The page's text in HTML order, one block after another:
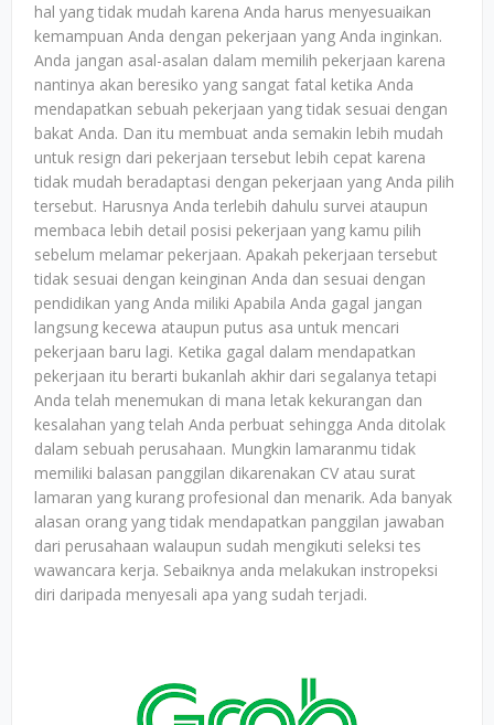
hal yang tidak mudah karena Anda harus menyesuaikan
kemampuan Anda dengan pekerjaan yang Anda inginkan.
Anda jangan asal-asalan dalam memilih pekerjaan karena
nantinya akan beresiko yang sangat fatal ketika Anda
mendapatkan sebuah pekerjaan yang tidak sesuai dengan
bakat Anda. Dan itu membuat anda semakin lebih mudah
untuk resign dari pekerjaan tersebut lebih cepat karena
tidak mudah beradaptasi dengan pekerjaan yang Anda pilih
tersebut. Harusnya Anda terlebih dahulu survei ataupun
membaca lebih detail posisi pekerjaan yang kamu pilih
sebelum melamar pekerjaan. Apakah pekerjaan tersebut
tidak sesuai dengan keinginan Anda dan sesuai dengan
pendidikan yang Anda miliki Apabila Anda gagal jangan
langsung kecewa ataupun putus asa untuk mencari
pekerjaan baru lagi. Ketika gagal dalam mendapatkan
pekerjaan itu berarti bukanlah akhir dari segalanya tetapi
Anda telah menemukan di mana letak kekurangan dan
kesalahan yang telah Anda perbuat sehingga Anda ditolak
dalam sebuah perusahaan. Mungkin lamaranmu tidak
memiliki balasan panggilan dikarenakan CV atau surat
lamaran yang kurang profesional dan menarik. Ada banyak
alasan orang yang tidak mendapatkan panggilan jawaban
dari perusahaan walaupun sudah mengikuti seleksi tes
wawancara kerja. Sebaiknya anda melakukan instropeksi
diri daripada menyesali apa yang sudah terjadi.